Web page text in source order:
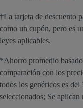
†La tarjeta de descuento
como un cupón, pero es
leyes aplicables.
*Ahorro promedio
comparación con los
todos los genéricos es
seleccionados; Se aplican